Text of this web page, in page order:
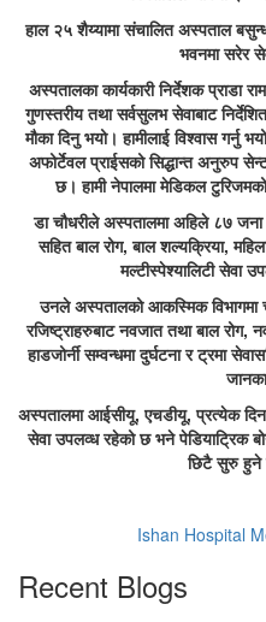
हाल २५ शैय्यामा संचालित अस्पताल
भवनमा सरेर
अस्पतालका कार्यकारी निर्देशक प्राडा
गुणस्तरीय तथा सर्वसुलभ सेवाबाट
मौका दिनु भयो। हामीलाई विश्वास गर्नु
अफोर्टेवल प्राईसको सिद्धान्त अनुरुप
छ। हामी नेपालमा मेडिकल
डा चौधरीले अस्पतालमा अहिले ८७ जना
सहित बाल रोग, बाल शल्यक्रिया,
मल्टीस्पेश्यालिटी सेवा
उनले अस्पतालको आकस्मिक विभागमा
रजिष्ट्राहरुबाट नवजात तथा बाल रोग,
हाडजोर्नी सम्वन्धमा दुर्घटना र ट्रमा
अस्पतालमा आईसीयू, एचडीयू, प्रत्येक
सेवा उपलव्ध रहेको छ भने पेडियाट्रिक
छिटै सुरु हुने
Ishan Hospital
Recent Blogs